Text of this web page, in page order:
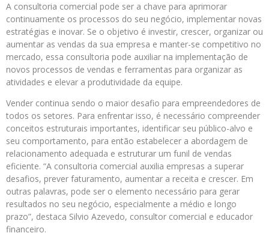
A consultoria comercial pode ser a chave para aprimorar
continuamente os processos do seu negócio, implementar novas
estratégias e inovar. Se o objetivo é investir, crescer, organizar ou
aumentar as vendas da sua empresa e manter-se competitivo no
mercado, essa consultoria pode auxiliar na implementação de
novos processos de vendas e ferramentas para organizar as
atividades e elevar a produtividade da equipe.
Vender continua sendo o maior desafio para empreendedores de
todos os setores. Para enfrentar isso, é necessário compreender
conceitos estruturais importantes, identificar seu público-alvo e
seu comportamento, para então estabelecer a abordagem de
relacionamento adequada e estruturar um funil de vendas
eficiente. “A consultoria comercial auxilia empresas a superar
desafios, prever faturamento, aumentar a receita e crescer. Em
outras palavras, pode ser o elemento necessário para gerar
resultados no seu negócio, especialmente a médio e longo
prazo”, destaca Silvio Azevedo, consultor comercial e educador
financeiro.